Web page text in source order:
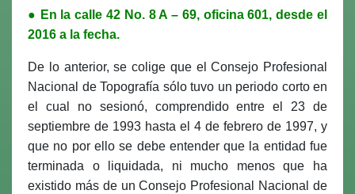
● En la calle 42 No. 8 A – 69, oficina 601, desde el
2016 a la fecha.
De lo anterior, se colige que el Consejo Profesional
Nacional de Topografía sólo tuvo un periodo corto en
el cual no sesionó, comprendido entre el 23 de
septiembre de 1993 hasta el 4 de febrero de 1997, y
que no por ello se debe entender que la entidad fue
terminada o liquidada, ni mucho menos que ha
existido más de un Consejo Profesional Nacional de